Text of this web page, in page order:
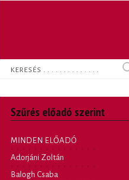
Keresés
Szűrés előadó szerint
MINDEN ELŐADÓ
Adorjáni Zoltán
Balogh Csaba